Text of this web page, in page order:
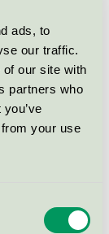
ads, to
our traffic.
our site with
partners who
your use
ml